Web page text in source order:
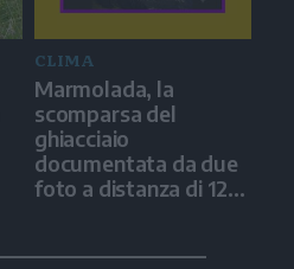
CLIMA
Marmolada, la
scomparsa del
ghiacciaio
documentata da due
foto a distanza di 12